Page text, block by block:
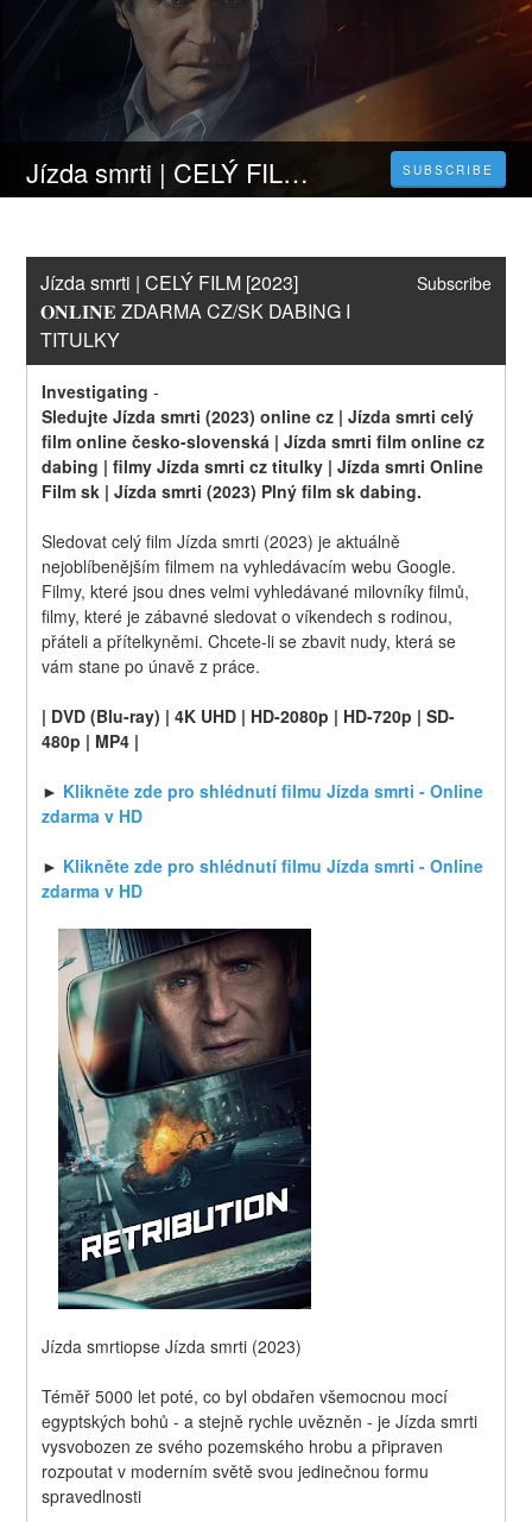
Jízda smrti | CELÝ FILM [2023] 𝐎𝐍𝐋𝐈𝐍𝐄 ZDARMA CZ/SK DABING I TITULKY SUBSCRIBE
Jízda smrti | CELÝ FILM [2023]
𝐎𝐍𝐋𝐈𝐍𝐄 ZDARMA CZ/SK DABING I
TITULKY
Subscribe
Investigating -
Sledujte Jízda smrti (2023) online cz | Jízda smrti celý
film online česko-slovenská | Jízda smrti film online cz
dabing | filmy Jízda smrti cz titulky | Jízda smrti Online
Film sk | Jízda smrti (2023) Plný film sk dabing.
Sledovat celý film Jízda smrti (2023) je aktuálně
nejoblíbenějším filmem na vyhledávacím webu Google.
Filmy, které jsou dnes velmi vyhledávané milovníky filmů,
filmy, které je zábavné sledovat o víkendech s rodinou,
přáteli a přítelkyněmi. Chcete-li se zbavit nudy, která se
vám stane po únavě z práce.
| DVD (Blu-ray) | 4K UHD | HD-2080p | HD-720p | SD-
480p | MP4 |
► Klikněte zde pro shlédnutí filmu Jízda smrti - Online
zdarma v HD
► Klikněte zde pro shlédnutí filmu Jízda smrti - Online
zdarma v HD
Jízda smrtiopse Jízda smrti (2023)
Téměř 5000 let poté, co byl obdařen všemocnou mocí
egyptských bohů - a stejně rychle uvězněn - je Jízda smrti
vysvobozen ze svého pozemského hrobu a připraven
rozpoutat v moderním světě svou jedinečnou formu
spravedlnosti